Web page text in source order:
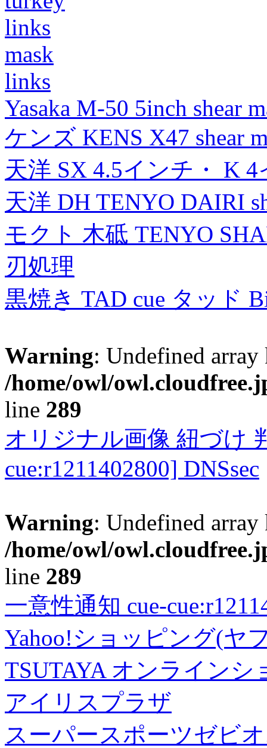
links
mask
links
Yasaka M-50 5inch shear
ケンズ KENS X47 shear
天洋 SX 4.5インチ・ K
天洋 DH TENYO DAIRI
モクト 木砥 TENYO
刃処理
黒焼き TAD cue タッド
Warning: Undefined
/home/owl/
line 289
オリジナル画像 紐づけ
cue:r1211402800] DNSsec
Warning: Undefined
/home/owl/
line 289
一意性通知 cue-
Yahoo!ショッピング(ヤ
TSUTAYA オンラインシ
アイリスプラザ
スーパースポーツゼビ